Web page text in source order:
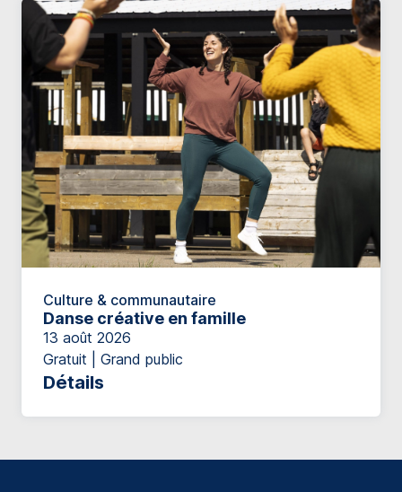
Culture & communautaire
Danse créative en famille
13 août 2026
Gratuit | Grand public
Détails